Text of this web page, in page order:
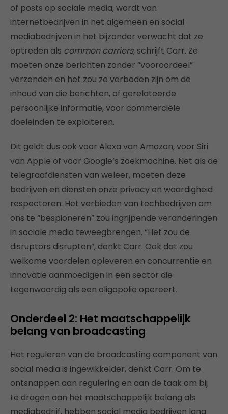
of posts op sociale media, wordt van
internetbedrijven in het algemeen en social
mediabedrijven in het bijzonder verwacht dat ze
optreden als common carriers, schrijft Carr. Ze
moeten onze berichten zonder “vooroordeel”
verzenden en het zou ze verboden zijn om de
inhoud van die berichten, of gerelateerde
persoonlijke informatie, voor commerciële
doeleinden te exploiteren.
Dit geldt dus ook voor Alexa van Amazon, voor Siri
van Apple of voor Google’s zoekmachine. Net als de
telegraafdiensten van weleer, moeten deze
bedrijven en diensten onze privacy en waardigheid
respecteren. Het verbieden van techbedrijven om
ons te “bespioneren” zou ingrijpende veranderingen
in sociale media teweegbrengen. “Het zou de
disruptors disrupten”, denkt Carr. Ook dat zou
welkome voordelen opleveren en concurrentie en
innovatie aanmoedigen in een sector die
tegenwoordig als een oligopolie opereert.
Onderdeel 2: Het maatschappelijk
belang van broadcasting
Het reguleren van de broadcasting component van
social media is ingewikkelder, denkt Carr. Om te
ontsnappen aan regulering en aan de taak om bij
te dragen aan het maatschappelijk belang als